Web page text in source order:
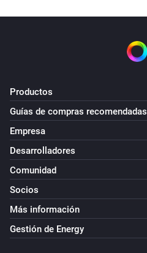
Productos
Guías de compras recomendadas
Empresa
Desarrolladores
Comunidad
Socios
Más información
Gestión de Energy